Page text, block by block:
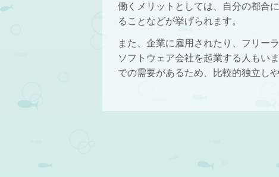
働くメリットとしては、自分の都合
ることなどが挙げられます。
また、企業に雇用されたり、フリー
ソフトウェア会社を起業する人もい
での需要があるため、比較的独立し